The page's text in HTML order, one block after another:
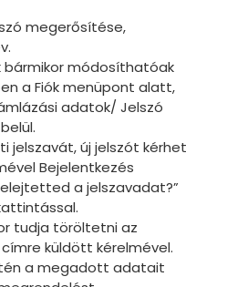
Hunter X
Így
Disney
megerősítése,
módosíthatóak
a Fiók menüpont alatt,
adatok/ Jelszó
jelszavát, új jelszót kérhet
Bejelentkezés
a jelszavadat?”
tudja töröltetni az
küldött kérelmével.
a megadott adatait